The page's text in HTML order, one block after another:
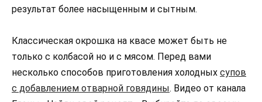
результат более насыщенным и сытным.
Классическая окрошка на квасе может быть не
только с колбасой но и с мясом. Перед вами
несколько способов приготовления холодных супов
с добавлением отварной говядины. Видео от канала